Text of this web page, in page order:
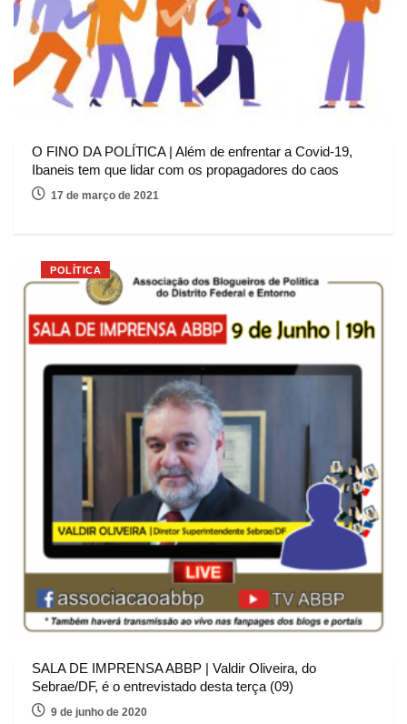
O FINO DA POLÍTICA | Além de enfrentar a Covid-19,
Ibaneis tem que lidar com os propagadores do caos
17 de março de 2021
POLÍTICA
SALA DE IMPRENSA ABBP | Valdir Oliveira, do
Sebrae/DF, é o entrevistado desta terça (09)
9 de junho de 2020